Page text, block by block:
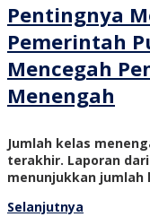
Pentingnya
Pemerintah
Mencegah
Menengah
Jumlah kelas
terakhir. Laporan
menunjukkan jumlah
Selanjutnya